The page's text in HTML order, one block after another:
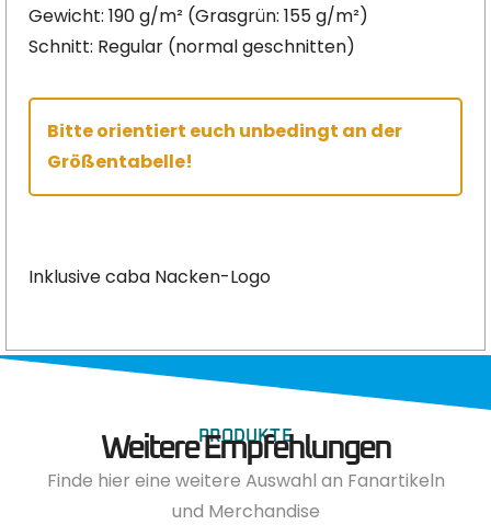
Gewicht: 190 g/m² (Grasgrün: 155 g/m²)
Schnitt: Regular (normal geschnitten)
Bitte orientiert euch unbedingt an der
Größentabelle!
Inklusive caba Nacken-Logo
PRODUKTE
Weitere Empfehlungen
Finde hier eine weitere Auswahl an Fanartikeln
und Merchandise